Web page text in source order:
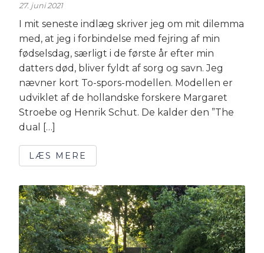
27. juni 2021
I mit seneste indlæg skriver jeg om mit dilemma
med, at jeg i forbindelse med fejring af min
fødselsdag, særligt i de første år efter min
datters død, bliver fyldt af sorg og savn. Jeg
nævner kort To-spors-modellen. Modellen er
udviklet af de hollandske forskere Margaret
Stroebe og Henrik Schut. De kalder den ”The
dual […]
LÆS MERE